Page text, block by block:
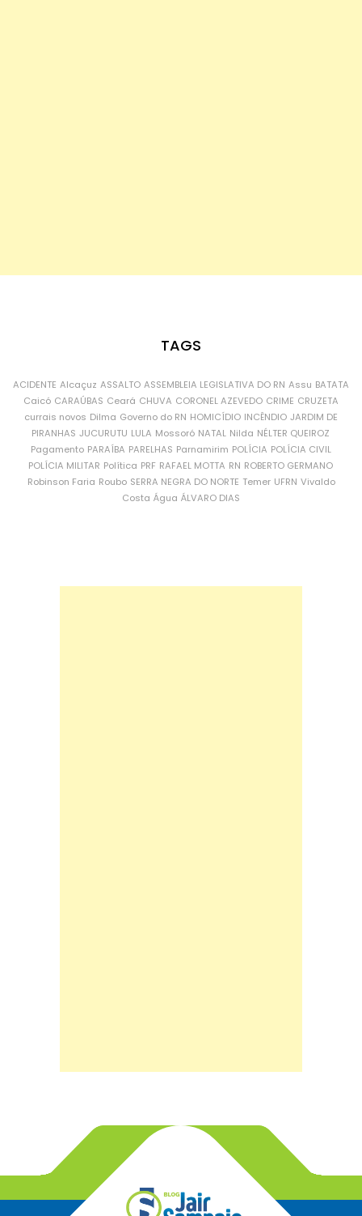
TAGS
ACIDENTE Alcaçuz ASSALTO ASSEMBLEIA LEGISLATIVA DO RN Assu BATATA
Caicó CARAÚBAS Ceará CHUVA CORONEL AZEVEDO CRIME CRUZETA
currais novos Dilma Governo do RN HOMICÍDIO INCÊNDIO JARDIM DE
PIRANHAS JUCURUTU LULA Mossoró NATAL Nilda NÉLTER QUEIROZ
Pagamento PARAÍBA PARELHAS Parnamirim POLÍCIA POLÍCIA CIVIL
POLÍCIA MILITAR Política PRF RAFAEL MOTTA RN ROBERTO GERMANO
Robinson Faria Roubo SERRA NEGRA DO NORTE Temer UFRN Vivaldo
Costa Água ÁLVARO DIAS